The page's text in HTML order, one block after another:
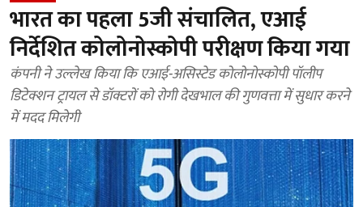
भारत का पहला 5जी संचालित, एआई
निर्देशित कोलोनोस्कोपी परीक्षण किया गया
कंपनी ने उल्लेख किया कि एआई-असिस्टेड कोलोनोस्कोपी पॉलीप
डिटेक्शन ट्रायल से डॉक्टरों को रोगी देखभाल की गुणवत्ता में सुधार करने
में मदद मिलेगी